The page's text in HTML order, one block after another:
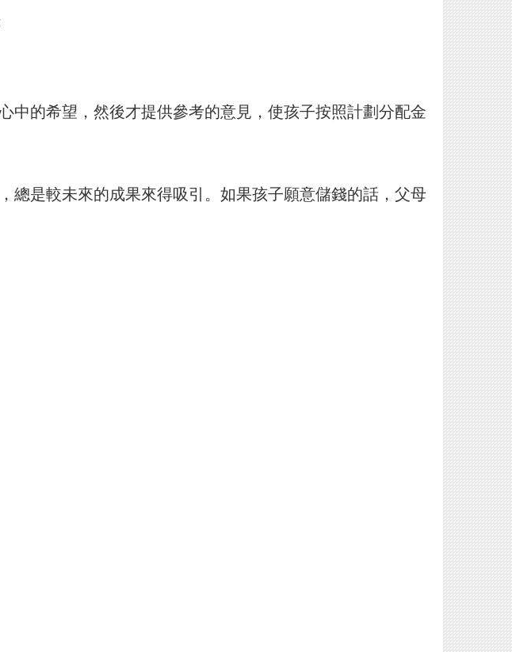
中的希望，然後才提供參考的意見，使孩子按照計劃分配金
總是較未來的成果來得吸引。如果孩子願意儲錢的話，父母